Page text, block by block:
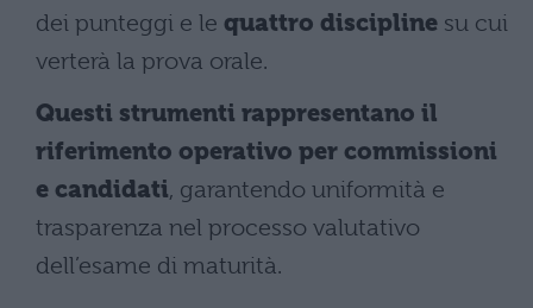
dei punteggi e le quattro discipline su cui
verterà la prova orale.
Questi strumenti rappresentano il
riferimento operativo per commissioni
e candidati, garantendo uniformità e
trasparenza nel processo valutativo
dell’esame di maturità.